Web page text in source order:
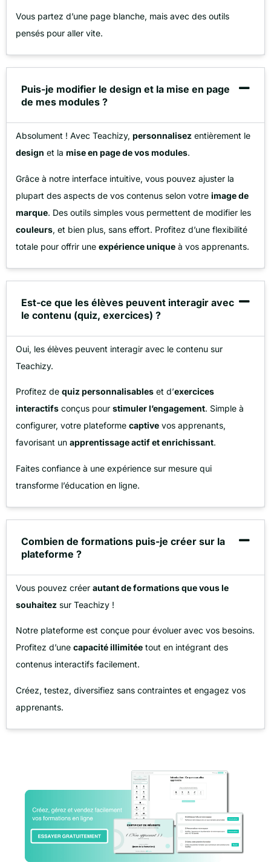
Vous partez d’une page blanche, mais avec des outils
pensés pour aller vite.
Puis-je modifier le design et la mise en page
de mes modules ?
Absolument ! Avec Teachizy, personnalisez entièrement le
design et la mise en page de vos modules.
Grâce à notre interface intuitive, vous pouvez ajuster la
plupart des aspects de vos contenus selon votre image de
marque. Des outils simples vous permettent de modifier les
couleurs, et bien plus, sans effort. Profitez d’une flexibilité
totale pour offrir une expérience unique à vos apprenants.
Est-ce que les élèves peuvent interagir avec
le contenu (quiz, exercices) ?
Oui, les élèves peuvent interagir avec le contenu sur
Teachizy.
Profitez de quiz personnalisables et d’exercices
interactifs conçus pour stimuler l’engagement. Simple à
configurer, votre plateforme captive vos apprenants,
favorisant un apprentissage actif et enrichissant.
Faites confiance à une expérience sur mesure qui
transforme l’éducation en ligne.
Combien de formations puis-je créer sur la
plateforme ?
Vous pouvez créer autant de formations que vous le
souhaitez sur Teachizy !
Notre plateforme est conçue pour évoluer avec vos besoins.
Profitez d’une capacité illimitée tout en intégrant des
contenus interactifs facilement.
Créez, testez, diversifiez sans contraintes et engagez vos
apprenants.